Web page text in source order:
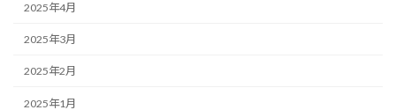
2025年4月
2025年3月
2025年2月
2025年1月